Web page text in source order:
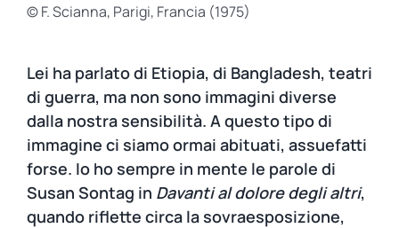
© F. Scianna, Parigi, Francia (1975)
Lei ha parlato di Etiopia, di Bangladesh, teatri
di guerra, ma non sono immagini diverse
dalla nostra sensibilità. A questo tipo di
immagine ci siamo ormai abituati, assuefatti
forse. Io ho sempre in mente le parole di
Susan Sontag in Davanti al dolore degli altri,
quando riflette circa la sovraesposizione,